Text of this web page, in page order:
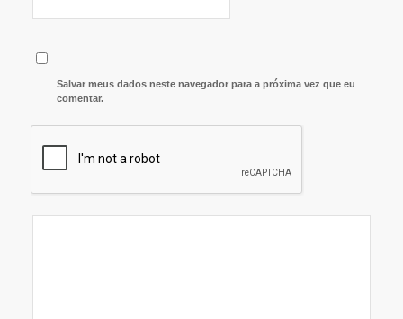
Salvar meus dados neste navegador para a próxima vez que eu
comentar.